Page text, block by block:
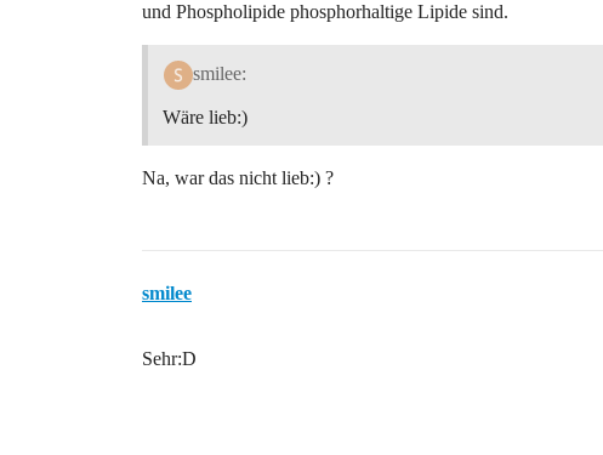
und Phospholipide phosphorhaltige Lipide sind.
smilee:
Wäre lieb:)
Na, war das nicht lieb:) ?
smilee
Sehr:D